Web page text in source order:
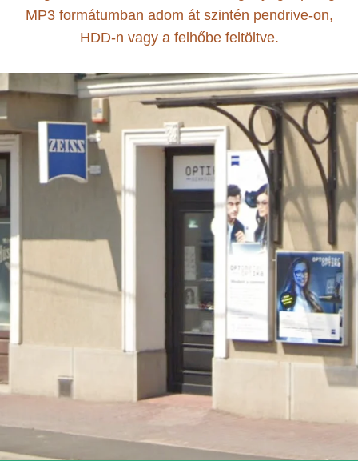
MP3 formátumban adom át szintén pendrive-on,
HDD-n vagy a felhőbe feltöltve.